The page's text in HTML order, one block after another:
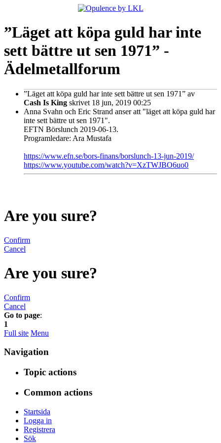
”Läget att köpa guld har inte
sett bättre ut sen 1971” -
Ädelmetallforum
”Läget att köpa guld har inte sett bättre ut sen 1971” av
Cash Is King skrivet 18 jun, 2019 00:25
Anna Svahn och Eric Strand anser att "läget att köpa guld har
inte sett bättre ut sen 1971".
EFTN Börslunch 2019-06-13.
Programledare: Ara Mustafa
https://www.efn.se/bors-finans/borslunch-13-jun-2019/
https://www.youtube.com/watch?v=XzTWJBO6uo0
Are you sure?
Confirm
Cancel
Are you sure?
Confirm
Cancel
Go to page:
1
Full site Menu
Navigation
Topic actions
Common actions
Startsida
Logga in
Registrera
Sök